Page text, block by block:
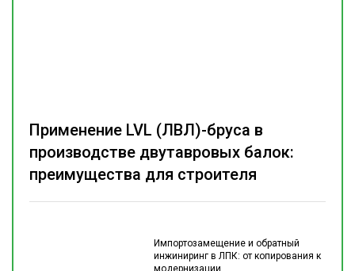
Импортозамещение и обратный
инжиниринг в ЛПК: от копирования к
Применение LVL (ЛВЛ)-бруса в
производстве двутавровых балок:
преимущества для строителя